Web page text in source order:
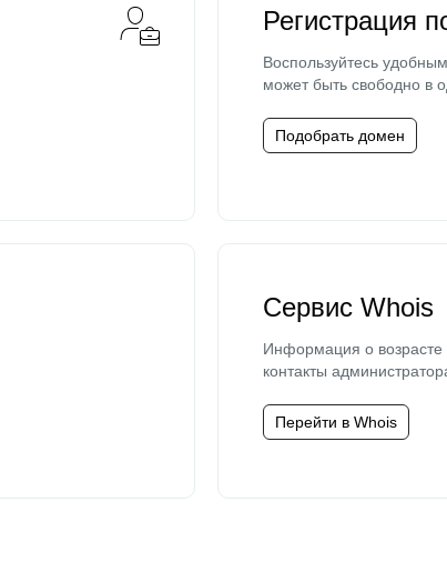
Регистрация
Воспользуйтесь
может быть свободно в
Подобрать домен
Сервис Whois
Информация о возрасте
контакты
Перейти в Whois